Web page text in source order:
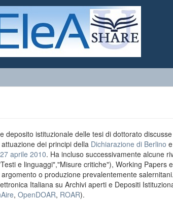
deposito istituzionale delle tesi di dottorato discusse
dei principi della Dichiarazione di Berlino
aprile 2010. Ha incluso successivamente alcune
e linguaggi","Misure critiche"), Working Papers
o produzione prevalentemente
Italiana su Archivi aperti e Depositi
, OpenDOAR, ROAR).